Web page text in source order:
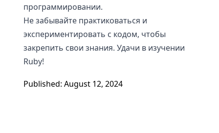
программировании.
Не забывайте практиковаться и
экспериментировать с кодом, чтобы
закрепить свои знания. Удачи в изучении
Ruby!
Published: August 12, 2024